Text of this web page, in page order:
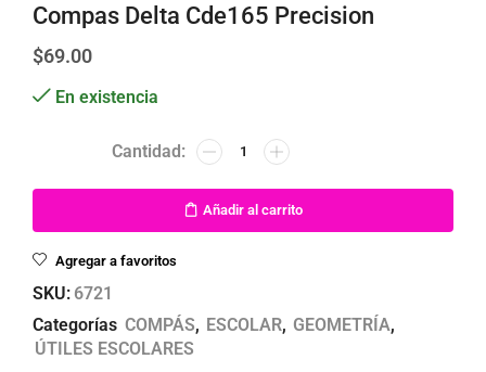
Compas Delta Cde165 Precision
$69.00
En existencia
Añadir al carrito
Agregar a favoritos
SKU: 6721
Categorías COMPÁS, ESCOLAR, GEOMETRÍA,
ÚTILES ESCOLARES